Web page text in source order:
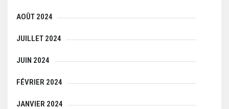
AOÛT 2024
JUILLET 2024
JUIN 2024
FÉVRIER 2024
JANVIER 2024